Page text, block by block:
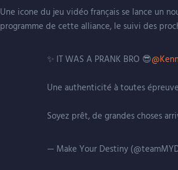
Une icone du jeu vidéo français se lance un
programme de cette alliance, le suivi des
✨ IT WAS A PRANK BRO 😎
Une authenticité à toutes
Soyez prêt, de grandes choses
— Make Your Destiny